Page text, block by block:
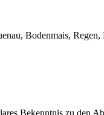
Bodenmais,
Bekenntnis zu den